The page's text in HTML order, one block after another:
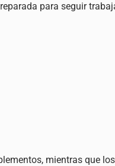
para seguir
mientras que